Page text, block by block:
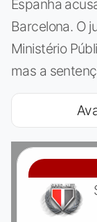
Espanha
Barcelona. O
Ministério
mas a